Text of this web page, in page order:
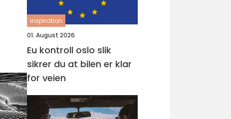
inspiration
01. August 2026
Eu kontroll oslo slik
sikrer du at bilen er klar
for veien